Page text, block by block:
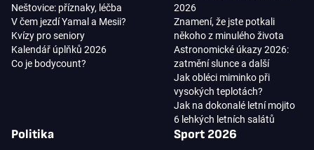
Neštovice: příznaky, léčba
V čem jezdí Yamal a Mesii?
Kvízy pro seniory
Kalendář úplňků 2026
Co je bodycount?
2026
Znamení, že jste potkali
někoho z minulého života
Astronomické úkazy 2026:
zatmění slunce a další
Jak obléci miminko při
vysokých teplotách?
Jak na dokonalé letní mojito
6 lehkých letních salátů
Politika Sport 2026